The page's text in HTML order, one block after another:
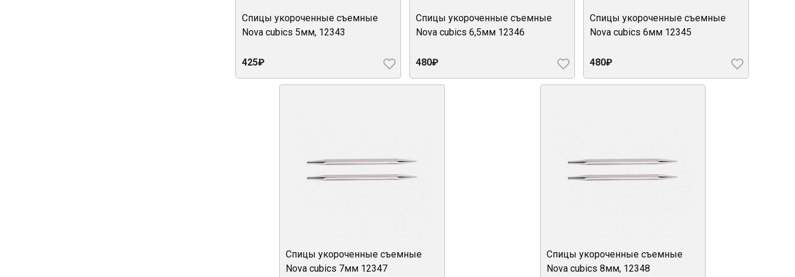
Спицы укороченные съемные
Nova cubics 5мм, 12343
425₽
Спицы укороченные съемные
Nova cubics 6,5мм 12346
480₽
Спицы укороченные съемные
Nova cubics 6мм 12345
480₽
Спицы укороченные съемные
Nova cubics 7мм 12347
Спицы укороченные съемные
Nova cubics 8мм, 12348